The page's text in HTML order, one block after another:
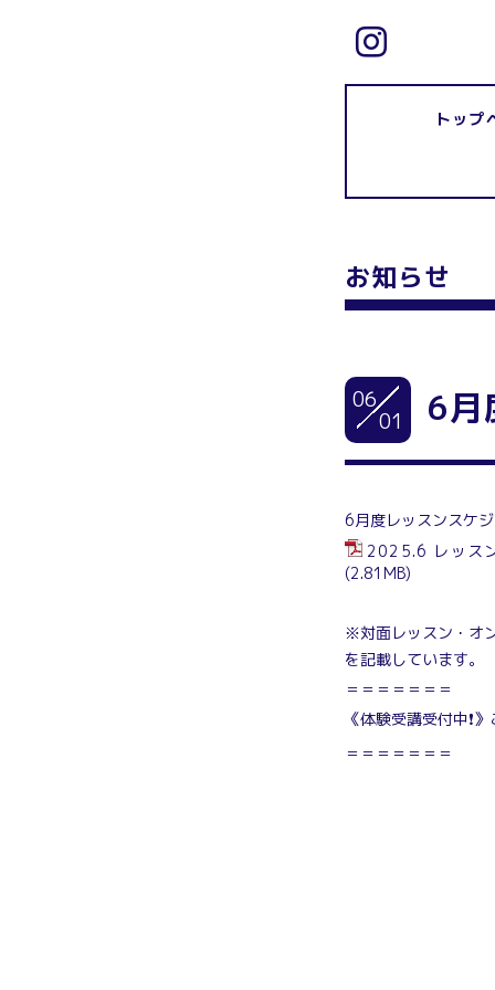
トップ
お知らせ
06
01 6月
6月度レッスンスケ
2025.6 レッス
(2.81MB)
※対面レッスン・オ
を記載しています。
＝＝＝＝＝＝＝
《体験受講受付中❗
＝＝＝＝＝＝＝